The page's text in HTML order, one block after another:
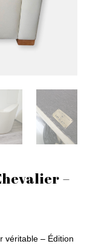
–
véritable – Édition